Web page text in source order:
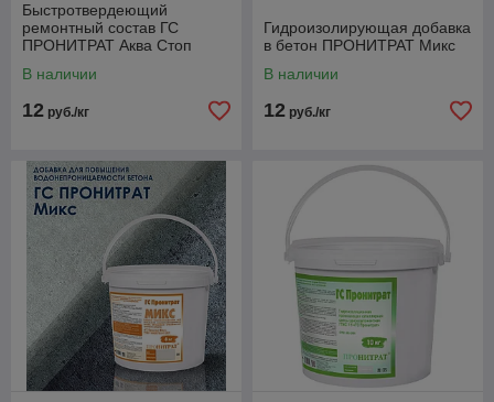
Быстротвердеющий
ремонтный состав ГС
ПРОНИТРАТ Аква Стоп
В наличии
12 руб./кг
Гидроизолирующая добавка
в бетон ПРОНИТРАТ Микс
В наличии
12 руб./кг